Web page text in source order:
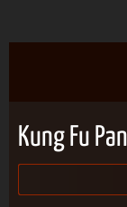
Kung Fu